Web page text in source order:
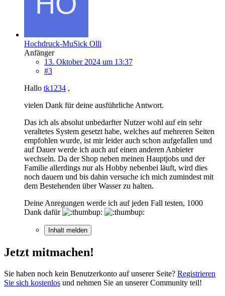
Hochdruck-MuSick Olli
Anfänger
13. Oktober 2024 um 13:37
#3
Hallo tk1234 ,
vielen Dank für deine ausführliche Antwort.
Das ich als absolut unbedarfter Nutzer wohl auf ein sehr
veraltetes System gesetzt habe, welches auf mehreren Seiten
empfohlen wurde, ist mir leider auch schon aufgefallen und
auf Dauer werde ich auch auf einen anderen Anbieter
wechseln. Da der Shop neben meinen Hauptjobs und der
Familie allerdings nur als Hobby nebenbei läuft, wird dies
noch dauern und bis dahin versuche ich mich zumindest mit
dem Bestehenden über Wasser zu halten.
Deine Anregungen werde ich auf jeden Fall testen, 1000
Dank dafür
Inhalt melden
Jetzt mitmachen!
Sie haben noch kein Benutzerkonto auf unserer Seite? Registrieren
Sie sich kostenlos und nehmen Sie an unserer Community teil!